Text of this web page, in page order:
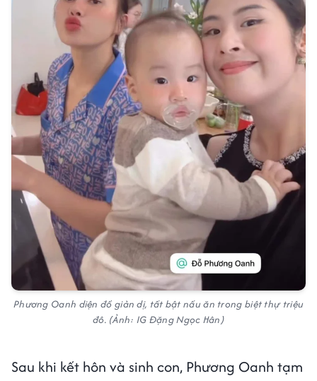
Phương Oanh diện đồ giản dị, tất bật nấu ăn trong biệt thự triệu
đô. (Ảnh: IG Đặng Ngọc Hân)
Sau khi kết hôn và sinh con, Phương Oanh tạm